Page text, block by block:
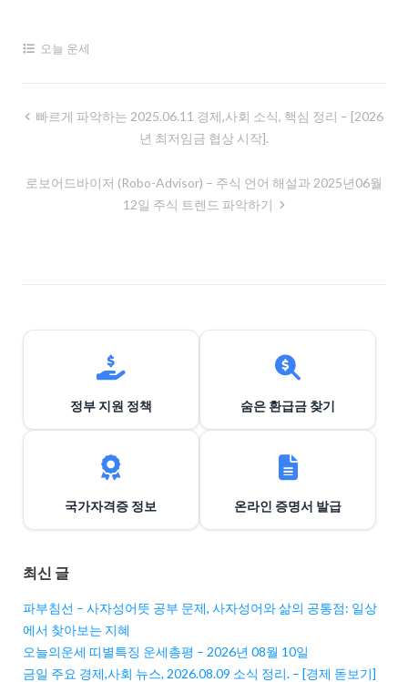
오늘 운세
글빠르게 파악하는 2025.06.11 경제,사회 소식, 핵심 정리 – [2026
년 최저임금 협상 시작].
로보어드바이저 (robo-Advisor) – 주식 언어 해설과 2025년06월
12일 주식 트렌드 파악하기
정부 지원 정책 숨은 환급금 찾기
국가자격증 정보 온라인 증명서 발급
최신 글
파부침선 – 사자성어뜻 공부 문제, 사자성어와 삶의 공통점: 일상
에서 찾아보는 지혜
오늘의운세 띠별특징 운세총평 – 2026년 08월 10일
금일 주요 경제,사회 뉴스, 2026.08.09 소식 정리. – [경제 돋보기]